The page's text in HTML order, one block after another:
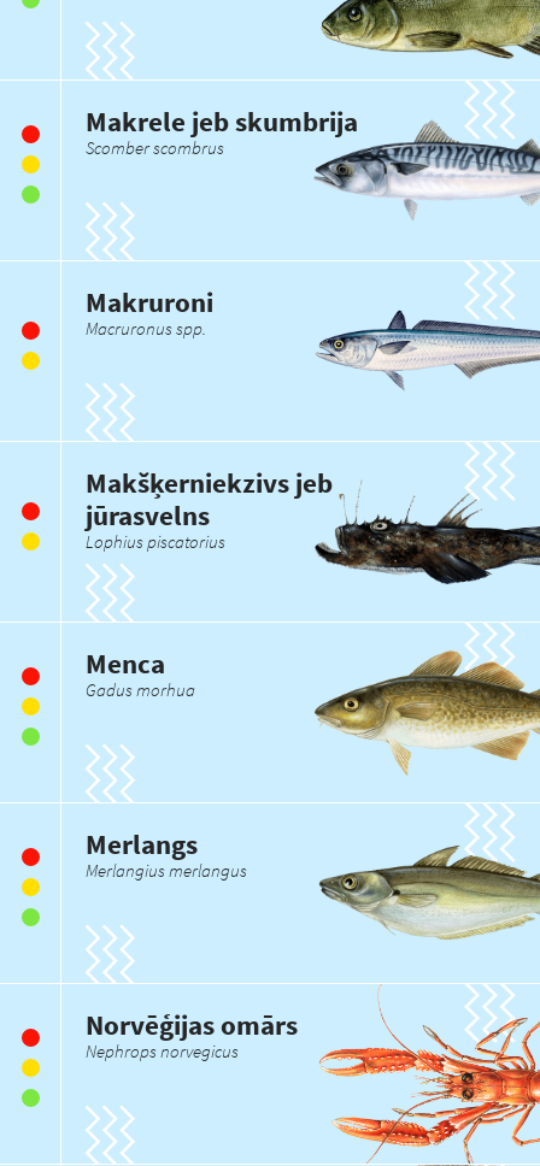
Makrele jeb skumbrija
Scomber scombrus
Makruroni
Macruronus spp.
Makšķerniekzivs jeb
jūrasvelns
Lophius piscatorius
Menca
Gadus morhua
Merlangs
Merlangius merlangus
Norvēģijas omārs
Nephrops norvegicus